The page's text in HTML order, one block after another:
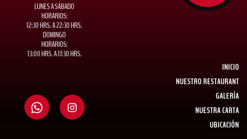
INICIO
NUESTRO RESTAURANT
GALERÍA
NUESTRA CARTA
UBICACIÓN
LUNES A SÁBADO
HORARIOS:
12:30 HRS. A 22:30 HRS.
DOMINGO
HORARIOS:
13:00 HRS. A 17:30 HRS.